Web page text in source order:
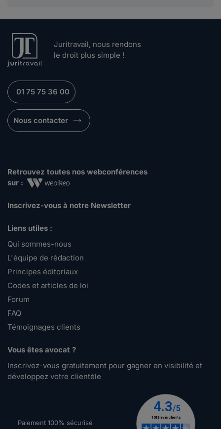
Juritravail, nous rendons
le droit plus simple !
01 75 75 36 00
Nous contacter
Retrouvez toutes nos webconférences
sur :
Inscrivez-vous à notre Newsletter
Liens utiles :
Qui sommes-nous
L'équipe de rédaction
Principes éditoriaux
Codes et articles de loi
Forum
FAQ
Témoignages clients
Vous êtes avocat ?
Inscrivez-vous gratuitement pour gagner en visibilité et
développez votre clientèle
Paiement 100% sécurisé